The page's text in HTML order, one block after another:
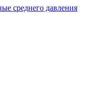
среднего давления